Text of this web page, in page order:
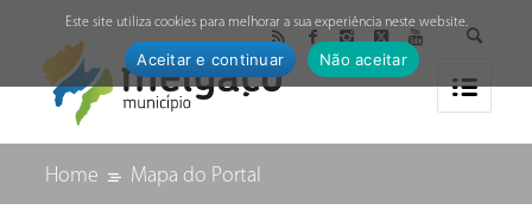
Home Mapa do Portal
Este site utiliza cookies para melhorar a sua experiência neste website.
Aceitar e continuar Não aceitar